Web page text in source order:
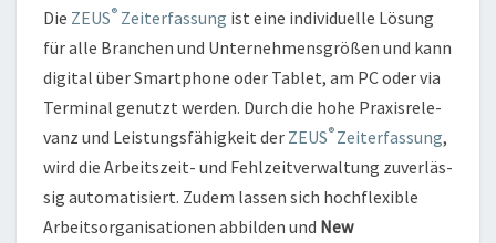
Die ZEUS® Zeiterfassung ist eine individuelle Lösung
für alle Branchen und Unternehmensgrößen und kann
digital über Smartphone oder Tablet, am PC oder via
Terminal genutzt werden. Durch die hohe Pra­xis­re­le­
vanz und Leis­tungs­fä­hig­keit der ZEUS® Zeit­er­fas­sung,
wird die Arbeitszeit- und Fehlzeitverwaltung zu­ver­läs­
sig au­to­ma­ti­siert. Zudem lassen sich hochflexible
Arbeitsorganisationen abbilden und New